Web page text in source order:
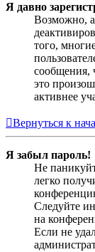
Я давно
Возможно,
того,
сообщения,
это
активнее
Вернуться к
Я забыл пароль!
Не
легко
Следуйте
на
Если не